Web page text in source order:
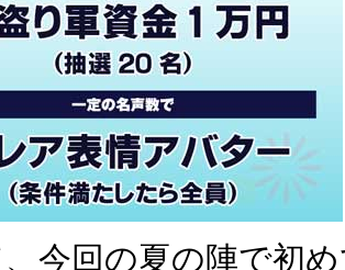
今回の夏の陣で初